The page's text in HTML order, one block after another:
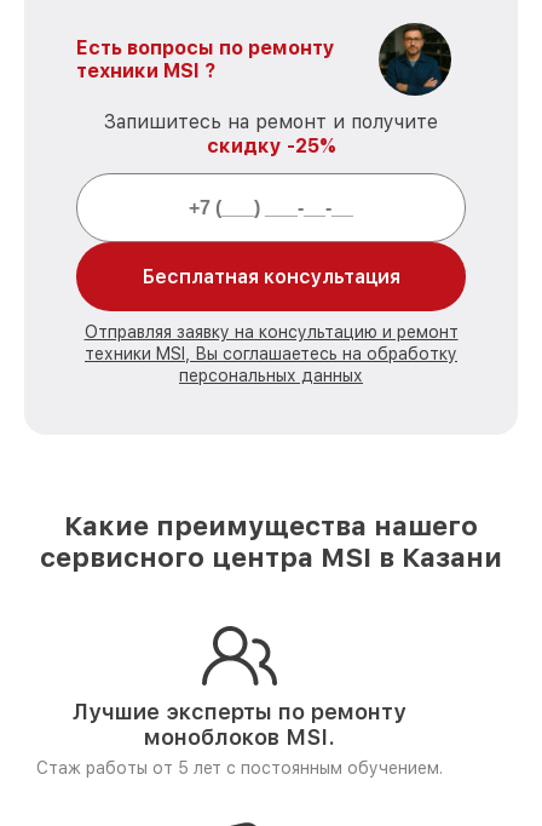
Есть вопросы по ремонту
техники MSI ?
Запишитесь на ремонт и получите
скидку -25%
Бесплатная консультация
Отправляя заявку на консультацию и ремонт
техники MSI, Вы соглашаетесь на обработку
персональных данных
Какие преимущества нашего
сервисного центра MSI в Казани
Лучшие эксперты по ремонту
моноблоков MSI.
Стаж работы от 5 лет с постоянным обучением.